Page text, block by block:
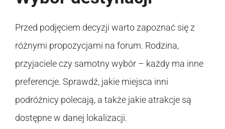
Przed podjęciem decyzji warto zapoznać się z
różnymi propozycjami na forum. Rodzina,
przyjaciele czy samotny wybór – każdy ma inne
preferencje. Sprawdź, jakie miejsca inni
podróżnicy polecają, a także jakie atrakcje są
dostępne w danej lokalizacji.